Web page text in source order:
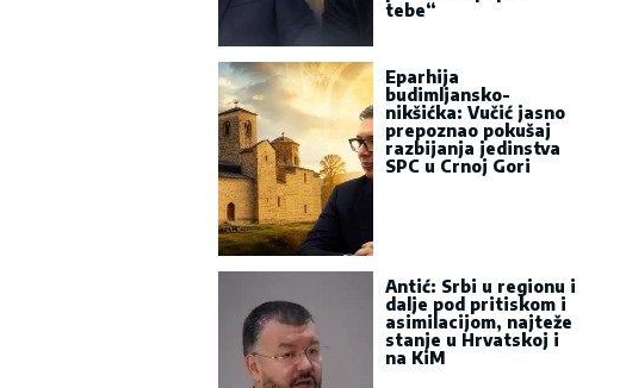
tebe“
Eparhija
budimljansko-
nikšićka: Vučić jasno
prepoznao pokušaj
razbijanja jedinstva
SPC u Crnoj Gori
Antić: Srbi u regionu i
dalje pod pritiskom i
asimilacijom, najteže
stanje u Hrvatskoj i
na KiM